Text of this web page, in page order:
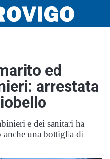
ed
arrestata
e dei sanitari ha
anche una bottiglia di